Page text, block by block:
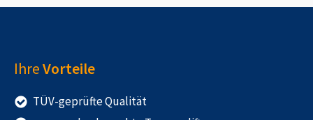
IhreVorteile
TÜV-geprüfte Qualität